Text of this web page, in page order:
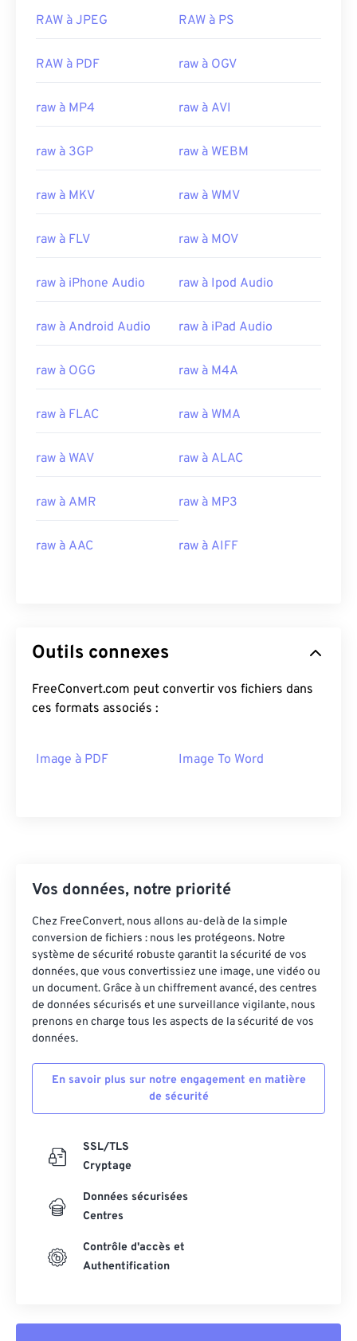
RAW à JPEG RAW à PS
RAW à PDF raw à OGV
raw à MP4 raw à AVI
raw à 3GP raw à WEBM
raw à MKV raw à WMV
raw à FLV raw à MOV
raw à iPhone Audio raw à Ipod Audio
raw à Android Audio raw à iPad Audio
raw à OGG raw à M4A
raw à FLAC raw à WMA
raw à WAV raw à ALAC
raw à AMR raw à MP3
raw à AAC raw à AIFF
Outils connexes
FreeConvert.com peut convertir vos fichiers dans
ces formats associés :
Image à PDF Image To Word
Vos données, notre priorité
Chez FreeConvert, nous allons au-delà de la simple
conversion de fichiers : nous les protégeons. Notre
système de sécurité robuste garantit la sécurité de vos
données, que vous convertissiez une image, une vidéo ou
un document. Grâce à un chiffrement avancé, des centres
de données sécurisés et une surveillance vigilante, nous
prenons en charge tous les aspects de la sécurité de vos
données.
En savoir plus sur notre engagement en matière
de sécurité
SSL/TLS
Cryptage
Données sécurisées
Centres
Contrôle d'accès et
Authentification